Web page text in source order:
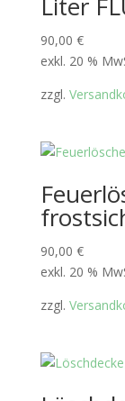
90,00 €
exkl. 20 %
zzgl.
90,00 €
exkl. 20 %
zzgl.